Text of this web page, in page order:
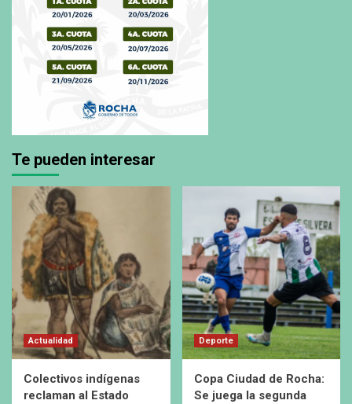
Te pueden interesar
Actualidad
Colectivos indígenas
reclaman al Estado
Deporte
Copa Ciudad de Rocha:
Se juega la segunda